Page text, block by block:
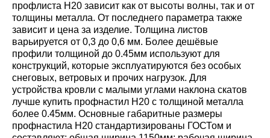
профлиста Н20 зависит как от высоты волны, так и от
толщины металла. От последнего параметра также
зависит и цена за изделие. Толщина листов
варьируется от 0,3 до 0,6 мм. Более дешёвые
профили толщиной до 0.45мм используют для
конструкций, которые эксплуатируются без особых
снеговых, ветровых и прочих нагрузок. Для
устройства кровли с малыми углами наклона скатов
лучше купить профнастил Н20 с толщиной металла
более 0.45мм. Основные габаритные размеры
профнастила Н20 стандартизированы ГОСТом и